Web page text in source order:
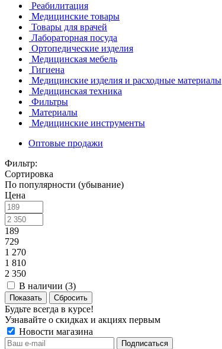
Реабилитация
Медицинские товары
Товары для врачей
Лабораторная посуда
Ортопедические изделия
Медицинская мебель
Гигиена
Медицинские изделия и расходные материалы
Медицинская техника
Фильтры
Материалы
Медицинские инструменты
Оптовые продажи
Фильтр:
Сортировка
По популярности (убывание)
Цена
189
729
1 270
1 810
2 350
В наличии (3)
Показать Сбросить
Будьте всегда в курсе!
Узнавайте о скидках и акциях первым
Новости магазина